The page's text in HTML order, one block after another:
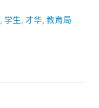
,学生,才华,教育局